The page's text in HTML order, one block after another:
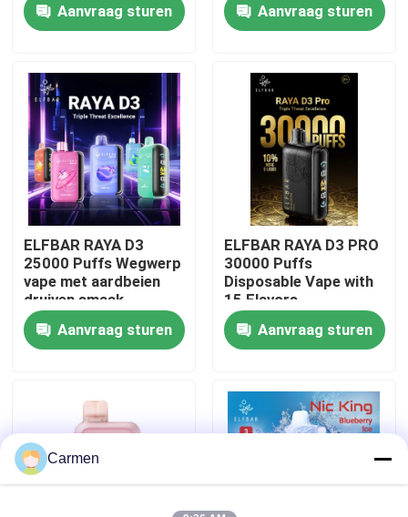
Videos
Over ons
Fabrieksreis
Kwaliteitscontrole
Contacteer ons
Vozol damp
Aanvraag sturen
Aanvraag sturen
ELFBAR RAYA D3
25000 Puffs Wegwerp
vape met aardbeien
druiven smaak
Aanvraag sturen
ELFBAR RAYA D3 PRO
30000 Puffs
Disposable Vape with
15 Flavors
Aanvraag sturen
Carmen